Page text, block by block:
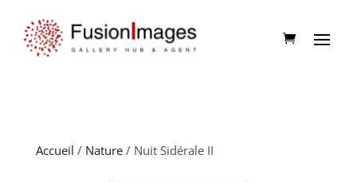
Accueil / Nature/ Nuit Sidérale II